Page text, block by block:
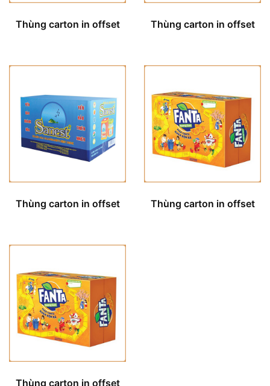
Thùng carton in offset Thùng carton in offset
Thùng carton in offset Thùng carton in offset
Thùng carton in offset